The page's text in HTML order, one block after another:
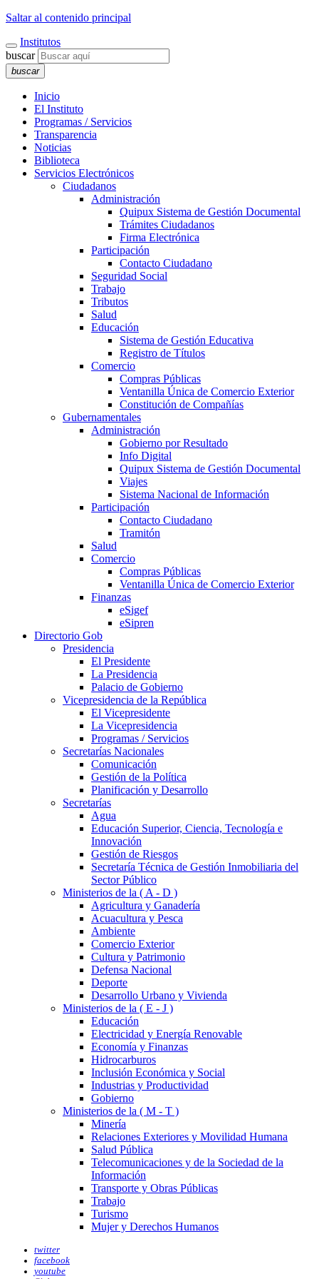
Saltar al contenido principal
Institutos
buscar
buscar
Inicio
El Instituto
Programas / Servicios
Transparencia
Noticias
Biblioteca
Servicios Electrónicos
Ciudadanos
Administración
Quipux Sistema de Gestión Documental
Trámites Ciudadanos
Firma Electrónica
Participación
Contacto Ciudadano
Seguridad Social
Trabajo
Tributos
Salud
Educación
Sistema de Gestión Educativa
Registro de Títulos
Comercio
Compras Públicas
Ventanilla Única de Comercio Exterior
Constitución de Compañías
Gubernamentales
Administración
Gobierno por Resultado
Info Digital
Quipux Sistema de Gestión Documental
Viajes
Sistema Nacional de Información
Participación
Contacto Ciudadano
Tramitón
Salud
Comercio
Compras Públicas
Ventanilla Única de Comercio Exterior
Finanzas
eSigef
eSipren
Directorio Gob
Presidencia
El Presidente
La Presidencia
Palacio de Gobierno
Vicepresidencia de la República
El Vicepresidente
La Vicepresidencia
Programas / Servicios
Secretarías Nacionales
Comunicación
Gestión de la Política
Planificación y Desarrollo
Secretarías
Agua
Educación Superior, Ciencia, Tecnología e
Innovación
Gestión de Riesgos
Secretaría Técnica de Gestión Inmobiliaria del
Sector Público
Ministerios de la ( A - D )
Agricultura y Ganadería
Acuacultura y Pesca
Ambiente
Comercio Exterior
Cultura y Patrimonio
Defensa Nacional
Deporte
Desarrollo Urbano y Vivienda
Ministerios de la ( E - J )
Educación
Electricidad y Energía Renovable
Economía y Finanzas
Hidrocarburos
Inclusión Económica y Social
Industrias y Productividad
Gobierno
Ministerios de la ( M - T )
Minería
Relaciones Exteriores y Movilidad Humana
Salud Pública
Telecomunicaciones y de la Sociedad de la
Información
Transporte y Obras Públicas
Trabajo
Turismo
Mujer y Derechos Humanos
twitter
facebook
youtube